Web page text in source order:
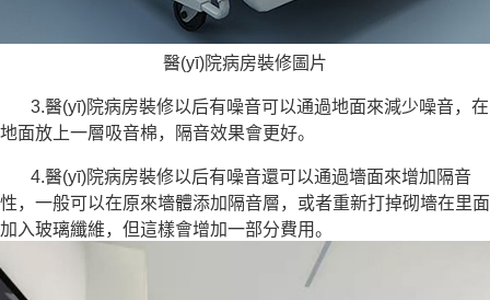
醫(yī)院病房裝修圖片
3.醫(yī)院病房裝修以后有噪音可以通過地面來減少噪音，在
地面放上一層吸音棉，隔音效果會更好。
4.醫(yī)院病房裝修以后有噪音還可以通過墻面來增加隔音
性，一般可以在原來墻體添加隔音層，或者重新打掉砌墻在里面
加入玻璃纖維，但這樣會增加一部分費用。